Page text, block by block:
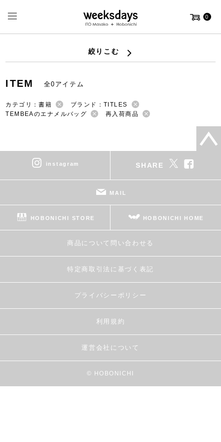
0
絞りこむ
ITEM 全0アイテム
カテゴリ：書籍
ブランド：TITLES
TEMBEAのエナメルバッグ
再入荷商品
instagram SHARE
MAIL
HOBONICHI STORE HOBONICHI HOME
商品について問い合わせる
特定商取引法に基づく表記
プライバシーポリシー
利用規約
運営会社について
© HOBONICHI